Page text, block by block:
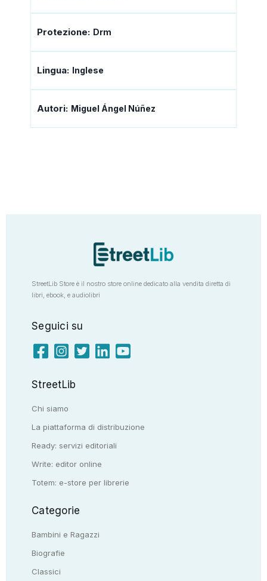
Protezione: Drm
Lingua: Inglese
Autori: Miguel Ángel Núñez
StreetLib Store è il nostro store online dedicato alla vendita diretta di
libri, ebook, e audiolibri
Seguici su
StreetLib
Chi siamo
La piattaforma di distribuzione
Ready: servizi editoriali
Write: editor online
Totem: e-store per librerie
Categorie
Bambini e Ragazzi
Biografie
Classici